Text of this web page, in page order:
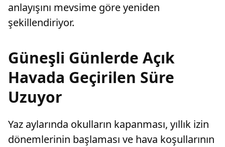
anlayışını mevsime göre yeniden
şekillendiriyor.
Güneşli Günlerde Açık
Havada Geçirilen Süre
Uzuyor
Yaz aylarında okulların kapanması, yıllık izin
dönemlerinin başlaması ve hava koşullarının